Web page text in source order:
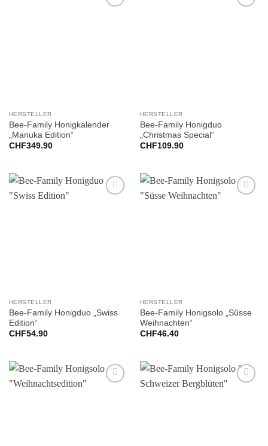
HERSTELLER
Bee-Family Honigkalender
„Manuka Edition“
CHF349.90
HERSTELLER
Bee-Family Honigduo
„Christmas Special“
CHF109.90
HERSTELLER
Bee-Family Honigduo „Swiss
Edition“
CHF54.90
HERSTELLER
Bee-Family Honigsolo „Süsse
Weihnachten“
CHF46.40